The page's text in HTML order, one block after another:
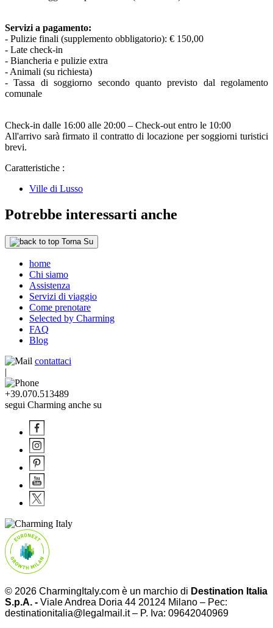
Servizi a pagamento:
- Pulizie finali (supplemento obbligatorio): € 150,00
- Late check-in
- Biancheria e pulizie extra
- Animali (su richiesta)
- Tassa di soggiorno secondo quanto previsto dal regolamento
comunale
Check-in dalle 16:00 alle 20:00 – Check-out entro le 10:00
All'arrivo sarà firmato il contratto di locazione per soggiorni turistici
brevi.
Caratteristiche :
Ville di Lusso
Potrebbe interessarti anche
Torna Su
home
Chi siamo
Assistenza
Servizi di viaggio
Come prenotare
Selected by Charming
FAQ
Blog
contattaci
|
+39.070.513489
segui Charming anche su
© 2026 CharmingItaly.com è un marchio di Destination Italia
S.p.A. - Viale Andrea Doria 44 20124 Milano – Pec:
destinationitalia@legalmail.it – P. Iva: 09642040969